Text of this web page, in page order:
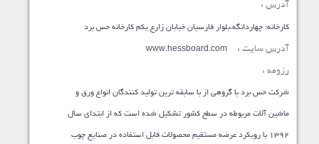
آدرس :
کارخانه: چهاردانگه،بلوار فارسیان خیابان زارع یکم کارخانه حس برد
آدرس سایت : www.hessboard.com
رزومه :
شرکت حس برد با گروهی از با سابقه ترین تولید کنندگان انواع ورق و
ماشین آلات مربوطه در سطح کشور تشکیل شده است که از ابتدای سال
1392 با رویکرد عرضه مستقیم محصولات قابل استفاده در صنایع چوب